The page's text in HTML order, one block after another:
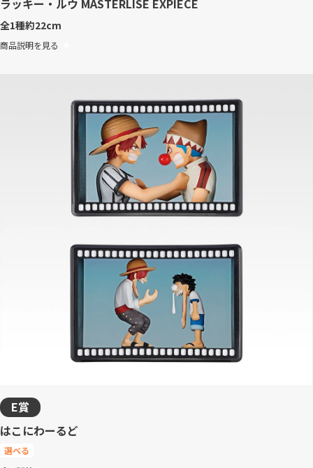
ラッキー・ルウ MASTERLISE EXPIECE
全1種約22cm
商品説明を見る
E賞
はこにわーるど
選べる